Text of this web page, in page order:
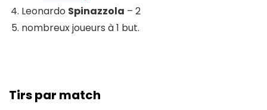
Leonardo Spinazzola – 2
nombreux joueurs à 1 but.
Tirs par match